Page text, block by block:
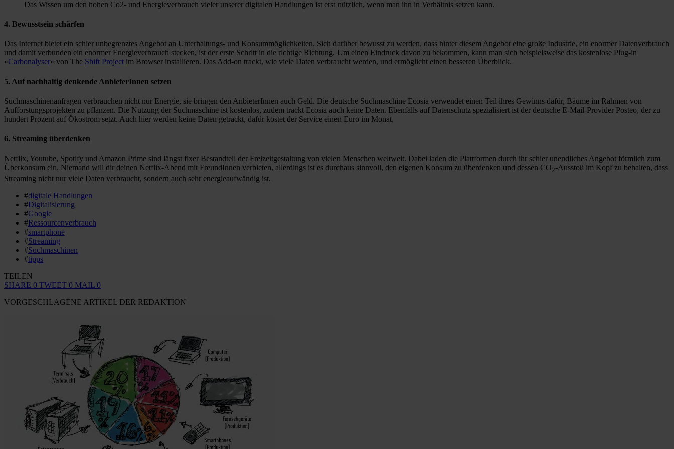
Das Wissen um den hohen Co2- und Energieverbrauch vieler unserer digitalen Handlungen ist erst nützlich, wenn man ihn in Verhältnis setzen kann.
4. Bewusstsein schärfen
Das Internet bietet ein schier unbegrenztes Angebot an Unterhaltungs- und Konsummöglichkeiten. Sich darüber bewusst zu werden, dass hinter diesem Angebot eine große Industrie, ein enormer Datenverbrauch
und damit verbunden ein enormer Energieverbrauch stecken, ist der erste Schritt in die richtige Richtung. Um einen Eindruck davon zu bekommen, kann man sich beispielsweise das kostenlose Plug-in
»Carbonalyser« von The Shift Project im Browser installieren. Das Add-on trackt, wie viele Daten verbraucht werden, und ermöglicht einen besseren Überblick.
5. Auf nachhaltig denkende AnbieterInnen setzen
Suchmaschinenanfragen verbrauchen nicht nur Energie, sie bringen den AnbieterInnen auch Geld. Die deutsche Suchmaschine Ecosia verwendet einen Teil ihres Gewinns dafür, Bäume im Rahmen von
Aufforstungsprojekten zu pflanzen. Die Nutzung der Suchmaschine ist kostenlos, zudem trackt Ecosia auch keine Daten. Ebenfalls auf Datenschutz spezialisiert ist der deutsche E-Mail-Provider Posteo, der zu
hundert Prozent auf Ökostrom setzt. Auch hier werden keine Daten getrackt, dafür kostet der Service einen Euro im Monat.
6. Streaming überdenken
Netflix, Youtube, Spotify und Amazon Prime sind längst fixer Bestandteil der Freizeitgestaltung von vielen Menschen weltweit. Dabei laden die Plattformen durch ihr schier unendliches Angebot förmlich zum
Überkonsum ein. Niemand will dir deinen Netflix-Abend mit FreundInnen verbieten, allerdings ist es durchaus sinnvoll, den eigenen Konsum zu überdenken und dessen CO2-Ausstoß im Kopf zu behalten, dass
Streaming nicht nur viele Daten verbraucht, sondern auch sehr energieaufwändig ist.
#digitale Handlungen
#Digitalisierung
#Google
#Ressourcenverbrauch
#smartphone
#Streaming
#Suchmaschinen
#tipps
TEILEN
SHARE 0 TWEET 0 MAIL 0
VORGESCHLAGENE ARTIKEL DER REDAKTION